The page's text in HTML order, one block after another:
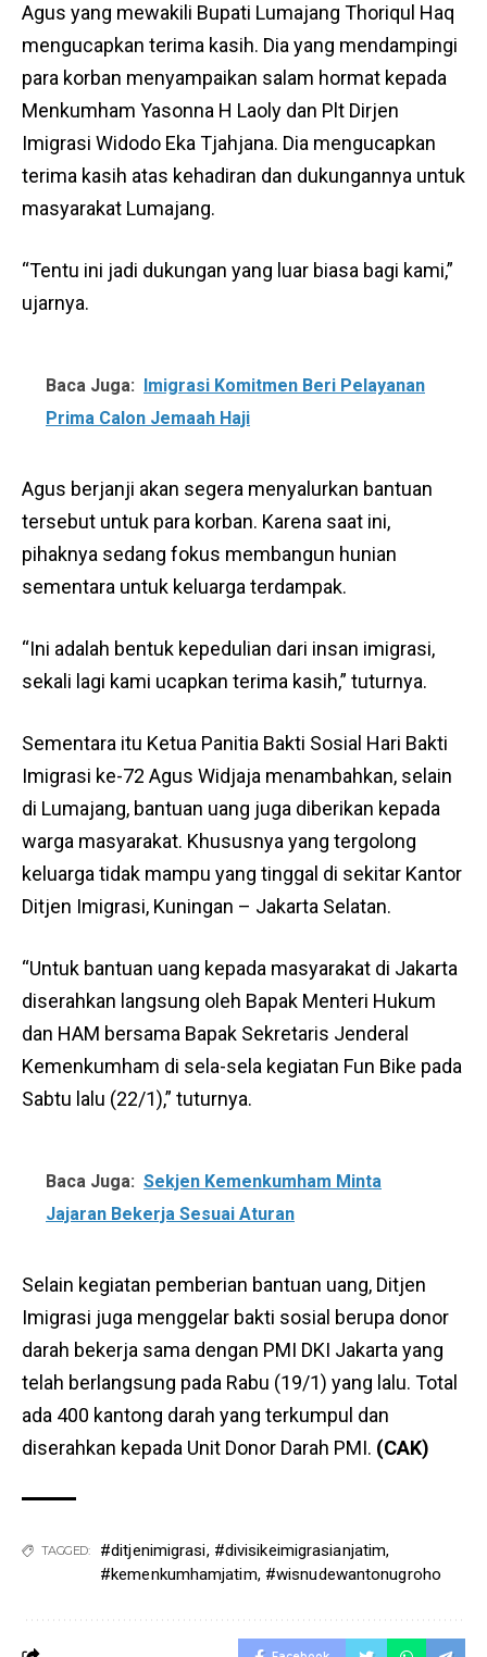
Agus yang mewakili Bupati Lumajang Thoriqul Haq
mengucapkan terima kasih. Dia yang mendampingi
para korban menyampaikan salam hormat kepada
Menkumham Yasonna H Laoly dan Plt Dirjen
Imigrasi Widodo Eka Tjahjana. Dia mengucapkan
terima kasih atas kehadiran dan dukungannya untuk
masyarakat Lumajang.
“Tentu ini jadi dukungan yang luar biasa bagi kami,”
ujarnya.
Baca Juga: Imigrasi Komitmen Beri Pelayanan
Prima Calon Jemaah Haji
Agus berjanji akan segera menyalurkan bantuan
tersebut untuk para korban. Karena saat ini,
pihaknya sedang fokus membangun hunian
sementara untuk keluarga terdampak.
“Ini adalah bentuk kepedulian dari insan imigrasi,
sekali lagi kami ucapkan terima kasih,” tuturnya.
Sementara itu Ketua Panitia Bakti Sosial Hari Bakti
Imigrasi ke-72 Agus Widjaja menambahkan, selain
di Lumajang, bantuan uang juga diberikan kepada
warga masyarakat. Khususnya yang tergolong
keluarga tidak mampu yang tinggal di sekitar Kantor
Ditjen Imigrasi, Kuningan – Jakarta Selatan.
“Untuk bantuan uang kepada masyarakat di Jakarta
diserahkan langsung oleh Bapak Menteri Hukum
dan HAM bersama Bapak Sekretaris Jenderal
Kemenkumham di sela-sela kegiatan Fun Bike pada
Sabtu lalu (22/1),” tuturnya.
Baca Juga: Sekjen Kemenkumham Minta
Jajaran Bekerja Sesuai Aturan
Selain kegiatan pemberian bantuan uang, Ditjen
Imigrasi juga menggelar bakti sosial berupa donor
darah bekerja sama dengan PMI DKI Jakarta yang
telah berlangsung pada Rabu (19/1) yang lalu. Total
ada 400 kantong darah yang terkumpul dan
diserahkan kepada Unit Donor Darah PMI. (CAK)
TAGGED: #ditjenimigrasi, #divisikeimigrasianjatim,
#kemenkumhamjatim, #wisnudewantonugroho